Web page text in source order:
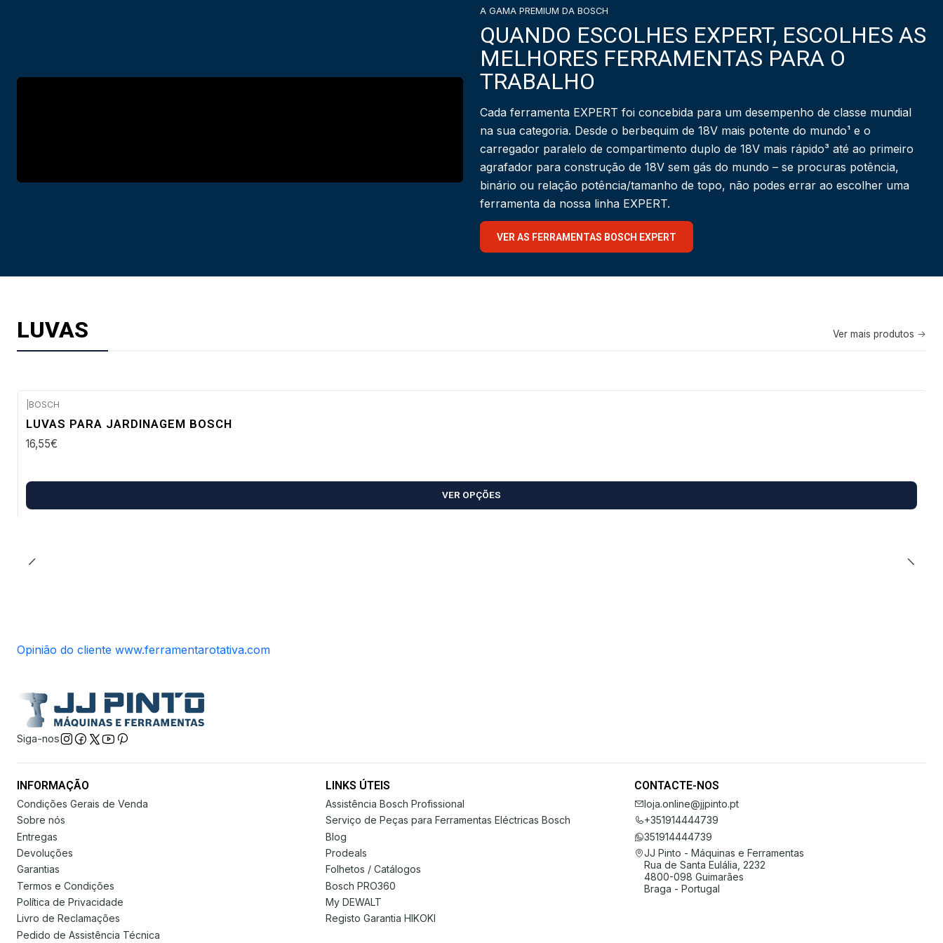
A GAMA PREMIUM DA BOSCH
QUANDO ESCOLHES EXPERT, ESCOLHES AS
MELHORES FERRAMENTAS PARA O
TRABALHO
Cada ferramenta EXPERT foi concebida para um desempenho de classe mundial
na sua categoria. Desde o berbequim de 18V mais potente do mundo¹ e o
carregador paralelo de compartimento duplo de 18V mais rápido³ até ao primeiro
agrafador para construção de 18V sem gás do mundo – se procuras potência,
binário ou relação potência/tamanho de topo, não podes errar ao escolher uma
ferramenta da nossa linha EXPERT.
VER AS FERRAMENTAS BOSCH EXPERT
LUVAS Ver mais produtos
BOSCH
LUVAS PARA JARDINAGEM BOSCH
16,55€
VER OPÇÕES
Opinião do cliente www.ferramentarotativa.com
Siga-nos
INFORMAÇÃO
Condições Gerais de Venda
Sobre nós
Entregas
Devoluções
Garantias
Termos e Condições
Política de Privacidade
Livro de Reclamações
Pedido de Assistência Técnica
LINKS ÚTEIS
Assistência Bosch Profissional
Serviço de Peças para Ferramentas Eléctricas Bosch
Blog
Prodeals
Folhetos / Catálogos
Bosch PRO360
My DEWALT
Registo Garantia HIKOKI
CONTACTE-NOS
loja.online@jjpinto.pt
+351914444739
351914444739
JJ Pinto - Máquinas e Ferramentas
Rua de Santa Eulália, 2232
4800-098 Guimarães
Braga - Portugal